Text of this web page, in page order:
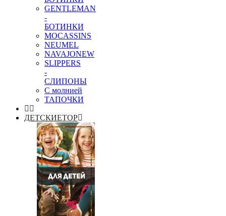
GENTLEMAN
-
БОТИНКИ
MOCASSINS
NEUMEL
NAVAJONEW
SLIPPERS
-
СЛИПОНЫ
С молнией
ТАПОЧКИ
ДЕТСКИЕTOP